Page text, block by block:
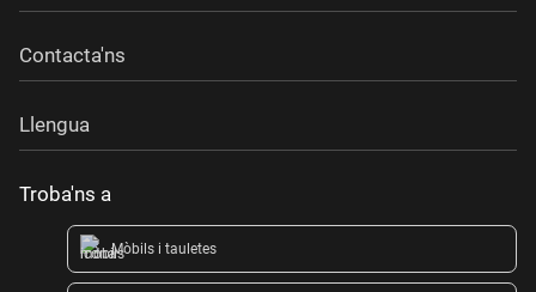
Contacta'ns
Llengua
Troba'ns a
Mòbils i tauletes